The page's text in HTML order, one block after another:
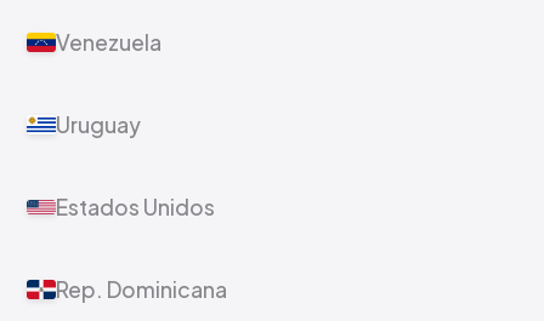
Venezuela
Uruguay
Estados Unidos
Rep. Dominicana